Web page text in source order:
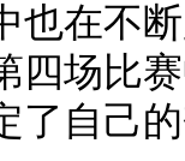
也在不
四场比
了自己